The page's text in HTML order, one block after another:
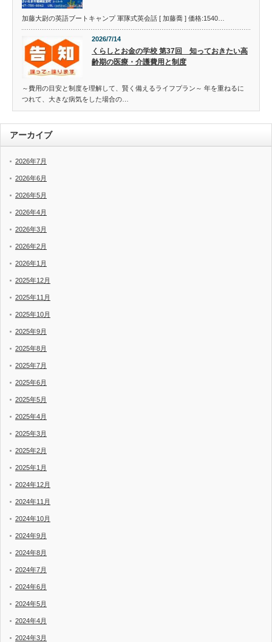
加藤大尉の英語ブートキャンプ 軍隊式英会話 [ 加藤喬 ] 価格:1540…
2026/7/14
くらしとお金の学校 第37回 知っておきたい高
齢期の医療・介護費用と制度
～費用の目安と制度を理解して、賢く備えるライフプラン～ 年を重ねるに
つれて、大きな病気をした場合の…
アーカイブ
2026年7月
2026年6月
2026年5月
2026年4月
2026年3月
2026年2月
2026年1月
2025年12月
2025年11月
2025年10月
2025年9月
2025年8月
2025年7月
2025年6月
2025年5月
2025年4月
2025年3月
2025年2月
2025年1月
2024年12月
2024年11月
2024年10月
2024年9月
2024年8月
2024年7月
2024年6月
2024年5月
2024年4月
2024年3月